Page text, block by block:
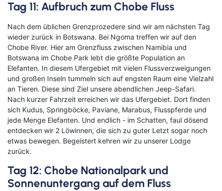
Tag 11: Aufbruch zum Chobe Fluss
Nach dem üblichen Grenzprozedere sind wir am nächsten Tag
wieder zurück in Botswana. Bei Ngoma treffen wir auf den
Chobe River. Hier am Grenzfluss zwischen Namibia und
Botswana im Chobe Park lebt die größte Population an
Elefanten. In diesem Ufergebiet mit vielen Flussverzweigungen
und großen Inseln tummeln sich auf engsten Raum eine Vielzahl
an Tieren. Diese sind Ziel unsere abendlichen Jeep-Safari.
Nach kurzer Fahrzeit erreichen wir das Ufergebiet. Dort finden
sich Kudus, Springböcke, Paviane, Marabus, Flusspferde und
jede Menge Elefanten. Und endlich - im Schatten, faul dösend
entdecken wir 2 Löwinnen, die sich zu guter Letzt sogar noch
etwas bewegen. Begeistert kehren wir zu unserer Lodge
zurück.
Tag 12: Chobe Nationalpark und
Sonnenuntergang auf dem Fluss